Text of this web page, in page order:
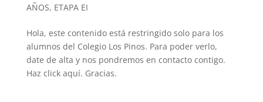
AÑOS, ETAPA EI
Hola, este contenido está restringido solo para los
alumnos del Colegio Los Pinos. Para poder verlo,
date de alta y nos pondremos en contacto contigo.
Haz click aquí. Gracias.